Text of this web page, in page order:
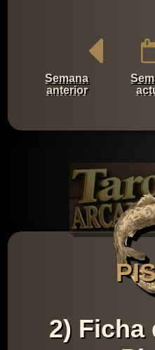
Semana
anterior
2) Ficha